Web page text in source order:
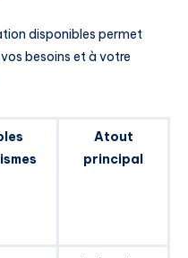
disponibles permet
besoins et à votre
Atout
principal